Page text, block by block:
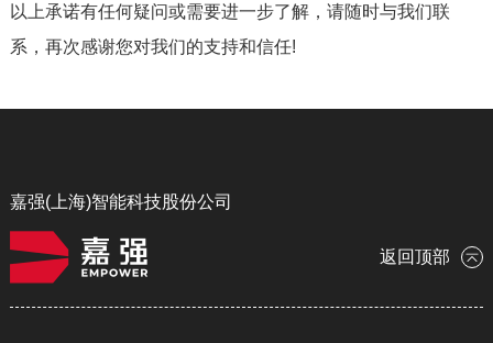
以上承诺有任何疑问或需要进一步了解，请随时与我们联
系，再次感谢您对我们的支持和信任!
嘉强(上海)智能科技股份公司
返回顶部